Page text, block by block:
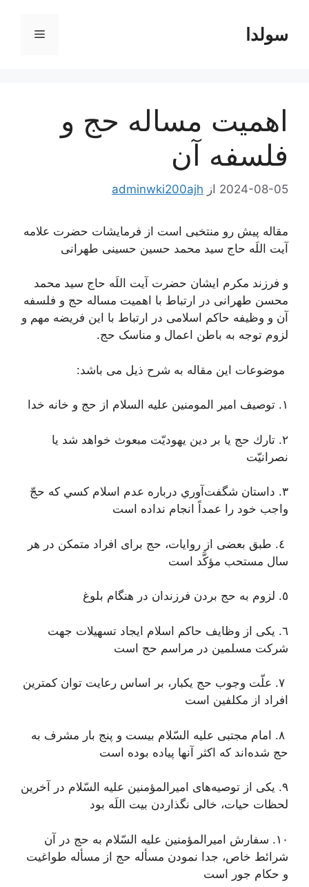
محتواسولدا فهرست
اهمیت مساله حج و
فلسفه آن
2024-08-05 از adminwki200ajh
مقاله پیش رو منتخبی است از فرمایشات حضرت علامه
آیت اللَه حاج سید محمد حسین حسینی طهرانی
و فرزند مکرم ایشان حضرت آیت اللَه حاج سید محمد
محسن طهرانی در ارتباط با اهمیت مساله حج و فلسفه
آن و وظیفه حاکم اسلامی در ارتباط با این فریضه مهم و
لزوم توجه به باطن اعمال و مناسک حج.
موضوعات این مقاله به شرح ذیل می باشد:
١. توصيف امير المومنين عليه السلام از حج و خانه خدا
٢. تارك حج يا بر دين يهوديّت مبعوث خواهد شد يا
نصرانيّت‌
٣. داستان شگفت‌آوري درباره عدم اسلام كسي كه حجّ
واجب خود را عمداً انجام نداده است
٤. طبق بعضى از روايات، حج براى افراد متمكن در هر
سال مستحب مؤكَّد است‌
٥. لزوم به حج بردن فرزندان در هنگام بلوغ
٦. يكى از وظايف حاكم اسلام ايجاد تسهيلات جهت
شركت مسلمين در مراسم حج است‌
٧. علّت وجوب حج يكبار، بر اساس رعايت توان كمترين
افراد از مكلفين است
‌ ٨. امام مجتبى عليه السّلام بيست و پنج بار مشرف به
حج شده‌اند كه اكثر آنها پياده بوده است‌
٩. يكى از توصيه‌هاى اميرالمؤمنين عليه السّلام در آخرين
لحظات حيات، خالى نگذاردن بيت اللَه بود
١٠. سفارش اميرالمؤمنين عليه السّلام به حج در آن
شرائط خاص، جدا نمودن مسأله حج از مسأله طواغيت
و حكام جور است‌